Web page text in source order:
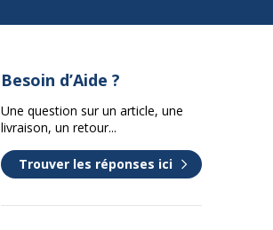
Besoin d’Aide ?
Une question sur un article, une
livraison, un retour...
Trouver les réponses ici